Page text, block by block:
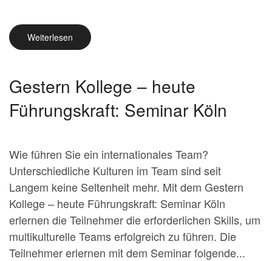
Weiterlesen
Gestern Kollege – heute
Führungskraft: Seminar Köln
Wie führen Sie ein internationales Team?
Unterschiedliche Kulturen im Team sind seit
Langem keine Seltenheit mehr. Mit dem Gestern
Kollege – heute Führungskraft: Seminar Köln
erlernen die Teilnehmer die erforderlichen Skills, um
multikulturelle Teams erfolgreich zu führen. Die
Teilnehmer erlernen mit dem Seminar folgende...